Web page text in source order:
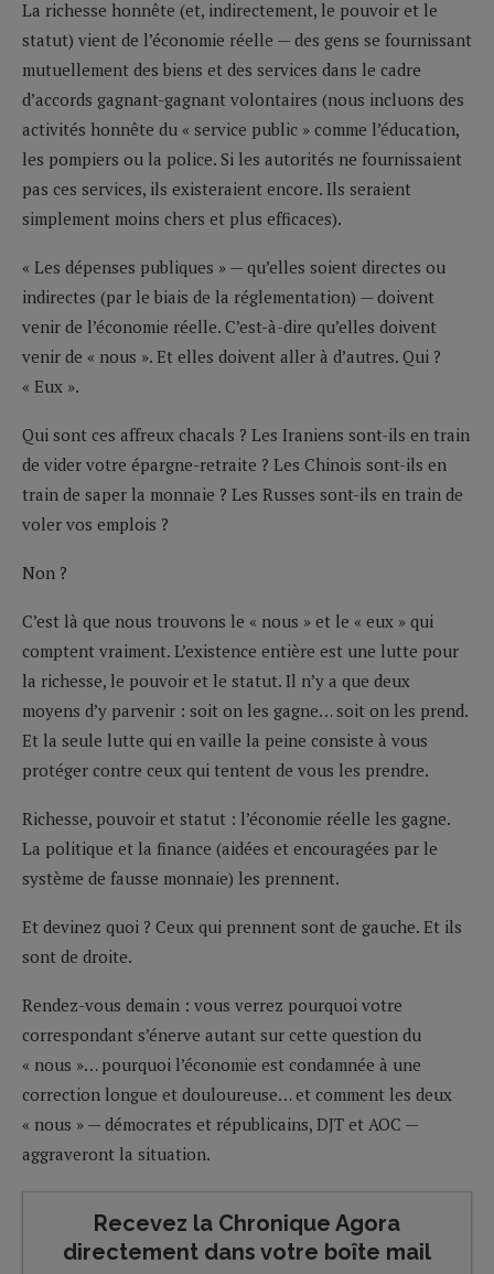
La richesse honnête (et, indirectement, le pouvoir et le
statut) vient de l’économie réelle — des gens se fournissant
mutuellement des biens et des services dans le cadre
d’accords gagnant-gagnant volontaires (nous incluons des
activités honnête du « service public » comme l’éducation,
les pompiers ou la police. Si les autorités ne fournissaient
pas ces services, ils existeraient encore. Ils seraient
simplement moins chers et plus efficaces).
« Les dépenses publiques » — qu’elles soient directes ou
indirectes (par le biais de la réglementation) — doivent
venir de l’économie réelle. C’est-à-dire qu’elles doivent
venir de « nous ». Et elles doivent aller à d’autres. Qui ?
« Eux ».
Qui sont ces affreux chacals ? Les Iraniens sont-ils en train
de vider votre épargne-retraite ? Les Chinois sont-ils en
train de saper la monnaie ? Les Russes sont-ils en train de
voler vos emplois ?
Non ?
C’est là que nous trouvons le « nous » et le « eux » qui
comptent vraiment. L’existence entière est une lutte pour
la richesse, le pouvoir et le statut. Il n’y a que deux
moyens d’y parvenir : soit on les gagne… soit on les prend.
Et la seule lutte qui en vaille la peine consiste à vous
protéger contre ceux qui tentent de vous les prendre.
Richesse, pouvoir et statut : l’économie réelle les gagne.
La politique et la finance (aidées et encouragées par le
système de fausse monnaie) les prennent.
Et devinez quoi ? Ceux qui prennent sont de gauche. Et ils
sont de droite.
Rendez-vous demain : vous verrez pourquoi votre
correspondant s’énerve autant sur cette question du
« nous »… pourquoi l’économie est condamnée à une
correction longue et douloureuse… et comment les deux
« nous » — démocrates et républicains, DJT et AOC —
aggraveront la situation.
Recevez la Chronique Agora
directement dans votre boîte mail